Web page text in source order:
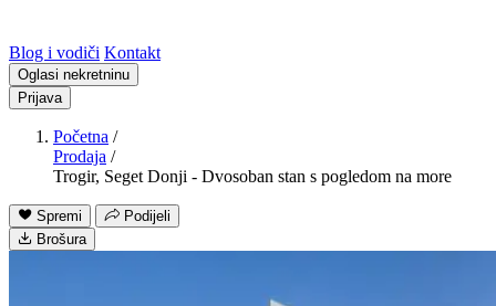
Blog i vodiči Kontakt
Oglasi nekretninu
Prijava
Početna /
Prodaja /
Trogir, Seget Donji - Dvosoban stan s pogledom na more
Spremi
Podijeli
Brošura